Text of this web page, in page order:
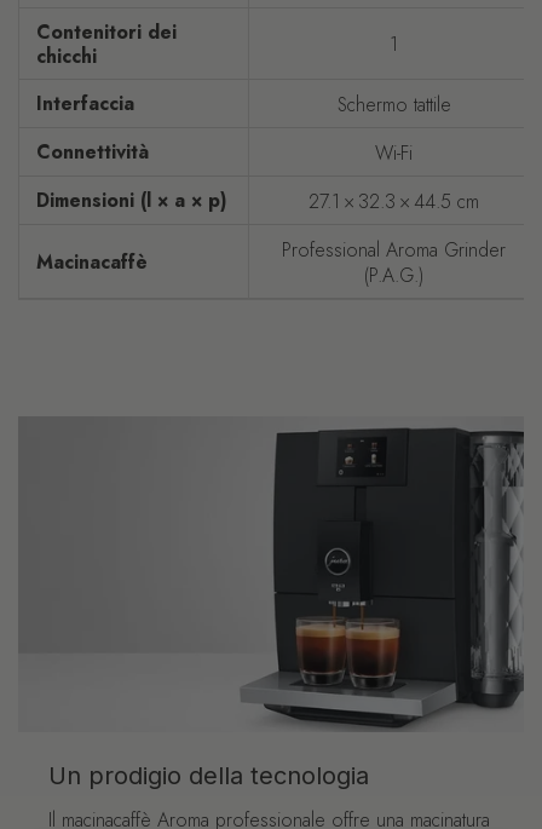
Contenitori dei
chicchi
1
Interfaccia
Schermo tattile
Connettività
Wi-Fi
Dimensioni (l × a × p)
27.1 × 32.3 × 44.5 cm
Macinacaffè
Professional Aroma Grinder
(P.A.G.)
Un prodigio della tecnologia
Il macinacaffè Aroma professionale offre una macinatura